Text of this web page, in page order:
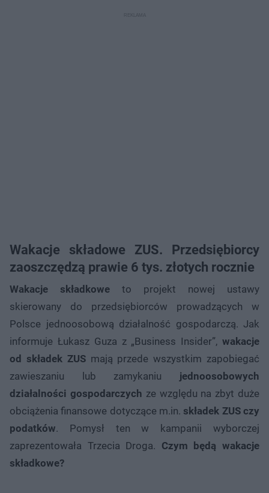
Wakacje składowe ZUS. Przedsiębiorcy
zaoszczędzą prawie 6 tys. złotych rocznie
Wakacje składkowe to projekt nowej ustawy
skierowany do przedsiębiorców prowadzących w
Polsce jednoosobową działalność gospodarczą. Jak
informuje Łukasz Guza z „Business Insider”, wakacje
od składek ZUSmają przede wszystkim zapobiegać
zawieszaniu lub zamykaniu jednoosobowych
działalności gospodarczych ze względu na zbyt duże
obciążenia finansowe dotyczące m.in. składek ZUS czy
podatków. Pomysł ten w kampanii wyborczej
zaprezentowała Trzecia Droga. Czym będą wakacje
składkowe?